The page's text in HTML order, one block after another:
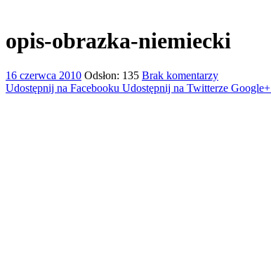
opis-obrazka-niemiecki
16 czerwca 2010 Odsłon: 135 Brak komentarzy
Udostępnij na Facebooku Udostępnij na Twitterze Google+